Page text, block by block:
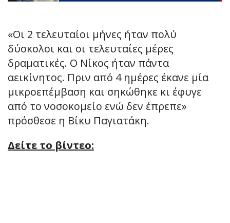
«Οι 2 τελευταίοι μήνες ήταν πολύ
δύσκολοι και οι τελευταίες μέρες
δραματικές. Ο Νίκος ήταν πάντα
αεικίνητος. Πριν από 4 ημέρες έκανε μία
μικροεπέμβαση και σηκώθηκε κι έφυγε
από το νοσοκομείο ενώ δεν έπρεπε»
πρόσθεσε η Βίκυ Παγιατάκη.
Δείτε το βίντεο: